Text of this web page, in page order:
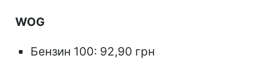
WOG
Бензин 100: 92,90 грн